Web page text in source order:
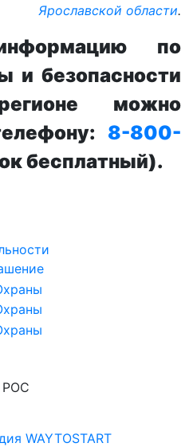
Ярославской области.
по
и безопасности
можно
8-800-
бесплатный).
РОС
WAYTOSTART